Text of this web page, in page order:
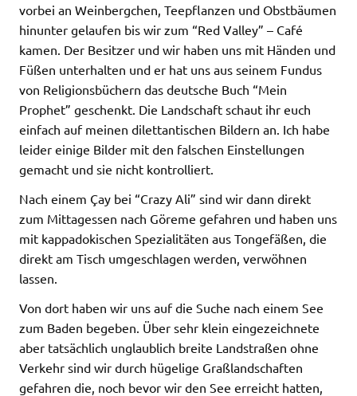
vorbei an Weinbergchen, Teepflanzen und Obstbäumen
hinunter gelaufen bis wir zum “Red Valley” – Café
kamen. Der Besitzer und wir haben uns mit Händen und
Füßen unterhalten und er hat uns aus seinem Fundus
von Religionsbüchern das deutsche Buch “Mein
Prophet” geschenkt. Die Landschaft schaut ihr euch
einfach auf meinen dilettantischen Bildern an. Ich habe
leider einige Bilder mit den falschen Einstellungen
gemacht und sie nicht kontrolliert.
Nach einem Çay bei “Crazy Ali” sind wir dann direkt
zum Mittagessen nach Göreme gefahren und haben uns
mit kappadokischen Spezialitäten aus Tongefäßen, die
direkt am Tisch umgeschlagen werden, verwöhnen
lassen.
Von dort haben wir uns auf die Suche nach einem See
zum Baden begeben. Über sehr klein eingezeichnete
aber tatsächlich unglaublich breite Landstraßen ohne
Verkehr sind wir durch hügelige Graßlandschaften
gefahren die, noch bevor wir den See erreicht hatten,